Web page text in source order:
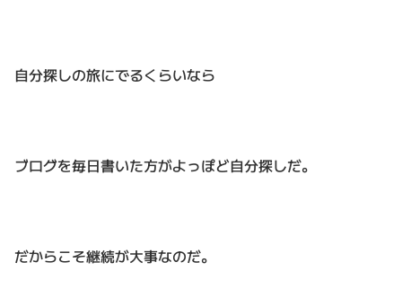
自分探しの旅にでるくらいなら
ブログを毎日書いた方がよっぽど自分探しだ。
だからこそ継続が大事なのだ。